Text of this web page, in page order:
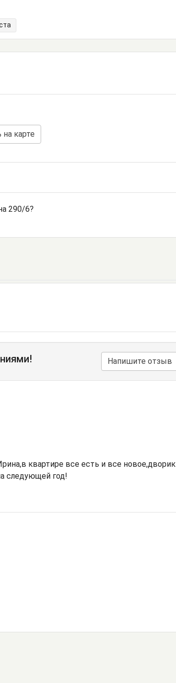
карте
290/6?
Напишите отзыв
квартире все есть и все новое,дворик
следующей год!